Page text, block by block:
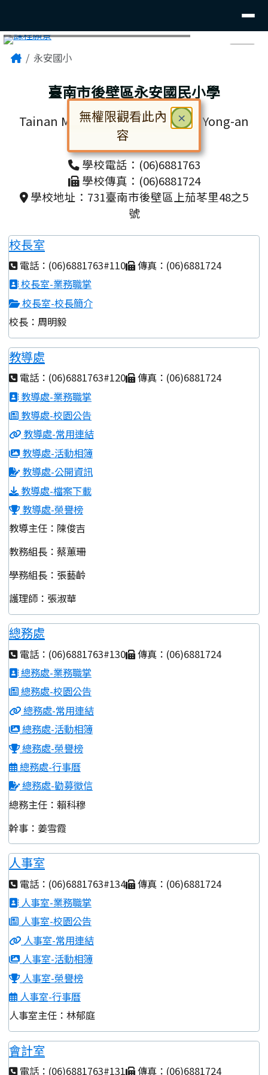
主內容區域
Home永安國小
臺南市後壁區永安國民小學
Tainan Municipal Houbi District Yong-an
Elementary School
學校電話：(06)6881763
學校傳真：(06)6881724
學校地址：731臺南市後壁區上茄苳里48之5
號
校長室
電話：(06)6881763#110
傳真：(06)6881724
校長室-業務職掌
校長室-校長簡介
校長：周明毅
教導處
電話：(06)6881763#120
傳真：(06)6881724
教導處-業務職掌
教導處-校園公告
教導處-常用連結
教導處-活動相簿
教導處-公開資訊
教導處-檔案下載
教導處-榮譽榜
教導主任：陳俊吉
教務組長：蔡蕙珊
學務組長：張藝齡
護理師：張淑華
總務處
電話：(06)6881763#130
傳真：(06)6881724
總務處-業務職掌
總務處-校園公告
總務處-常用連結
總務處-活動相簿
總務處-榮譽榜
總務處-行事曆
總務處-勸募徵信
總務主任：賴科穆
幹事：姜雪霞
人事室
電話：(06)6881763#134
傳真：(06)6881724
人事室-業務職掌
人事室-校園公告
人事室-常用連結
人事室-活動相簿
人事室-榮譽榜
人事室-行事曆
人事室主任：林郁庭
會計室
電話：(06)6881763#131 傳真：(06)6881724
頁尾區域
× 關閉
無權限觀看此內
容
對話框已開啟。請使用 Tab 鍵在